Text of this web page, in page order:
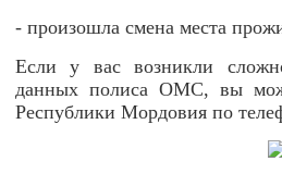
- произошла смена места
Если у вас возникли
данных полиса ОМС, вы
Республики Мордовия по